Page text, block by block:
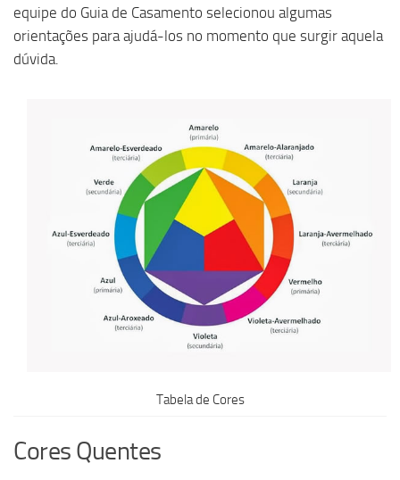
equipe do Guia de Casamento selecionou algumas
orientações para ajudá-los no momento que surgir aquela
dúvida.
Tabela de Cores
Cores Quentes